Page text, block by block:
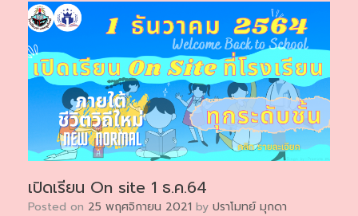
เปิดเรียน On site 1 ธ.ค.64
Posted on 25 พฤศจิกายน 2021 by ปราโมทย์ มุกดา